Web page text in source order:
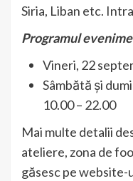
Siria, Liban etc.
Programul
Vineri, 22
Sâmbătă și
10.00 – 22.00
Mai multe detalii
ateliere, zona de
găsesc pe